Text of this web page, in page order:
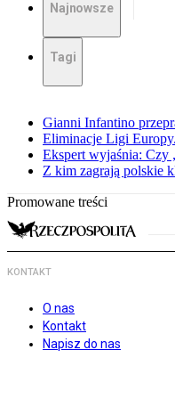
Najnowsze
Tagi
Gianni Infantino
Eliminacje Ligi
Ekspert wyjaśnia: Czy
Z kim zagrają polskie
Promowane treści
KONTAKT
O nas
Kontakt
Napisz do nas